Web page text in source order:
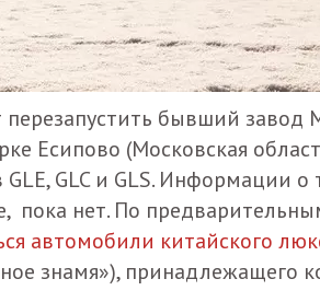
бывший завод
Есипово (Московская
GLE, GLC и GLS. Информации
пока нет. По
автомобили китайского
знамя»), принадлежащего